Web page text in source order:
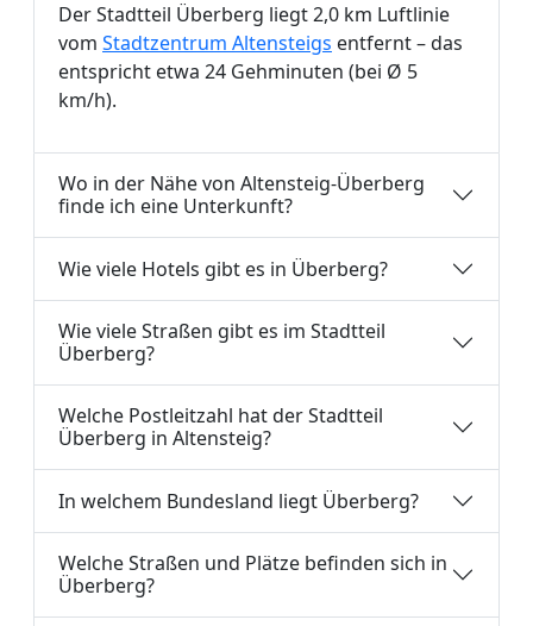
Der Stadtteil Überberg liegt 2,0 km Luftlinie
vom Stadtzentrum Altensteigs entfernt – das
entspricht etwa 24 Gehminuten (bei Ø 5
km/h).
Wo in der Nähe von Altensteig-Überberg
finde ich eine Unterkunft?
Wie viele Hotels gibt es in Überberg?
Wie viele Straßen gibt es im Stadtteil
Überberg?
Welche Postleitzahl hat der Stadtteil
Überberg in Altensteig?
In welchem Bundesland liegt Überberg?
Welche Straßen und Plätze befinden sich in
Überberg?